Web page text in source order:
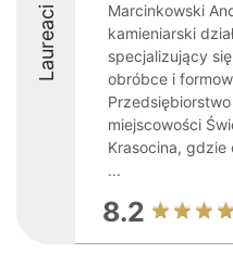
Laureaci
Marcinkowski
kamieniarski
specjalizujący
obróbce i
miejscowości
Krasocina, gdzie
...
8.2